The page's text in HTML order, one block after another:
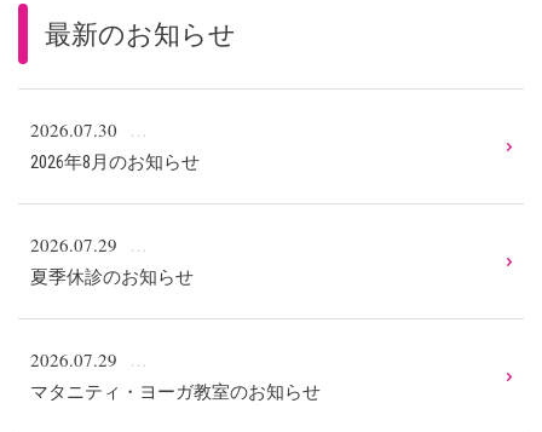
最新のお知らせ
2026.07.30
2026年8月のお知らせ
2026.07.29
夏季休診のお知らせ
2026.07.29
マタニティ・ヨーガ教室のお知らせ